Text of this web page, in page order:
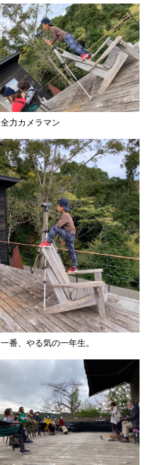
全力カメラマン
一番、やる気の一年生。